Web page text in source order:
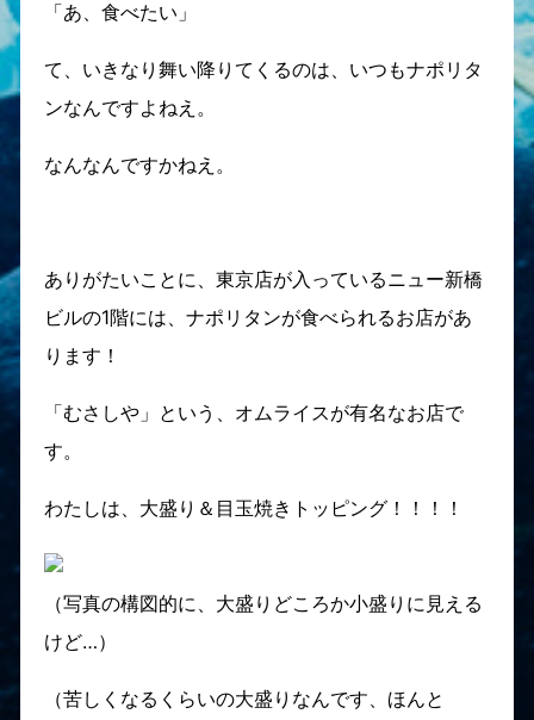
「あ、食べたい」
て、いきなり舞い降りてくるのは、いつもナポリタ
ンなんですよねえ。
なんなんですかねえ。
ありがたいことに、東京店が入っているニュー新橋
ビルの1階には、ナポリタンが食べられるお店があ
ります！
「むさしや」という、オムライスが有名なお店で
す。
わたしは、大盛り＆目玉焼きトッピング！！！！
（写真の構図的に、大盛りどころか小盛りに見える
けど…）
（苦しくなるくらいの大盛りなんです、ほんと